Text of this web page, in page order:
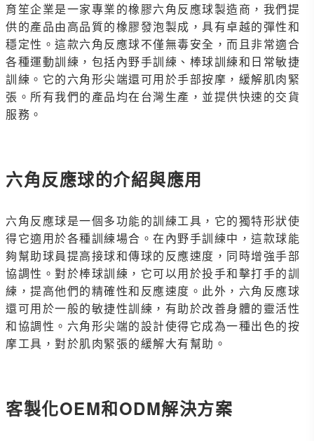
育笙企業是一家專業的橡膠六角反應球製造商，我們提
供的產品由高品質的橡膠發泡製成，具有卓越的彈性和
穩定性。這款六角反應球不僅無毒安全，而且非常適合
各種運動訓練，包括內野手訓練、棒球訓練和日常敏捷
訓練。它的六角形尖端還可用於手部按摩，緩解肌肉緊
張。所有我們的產品均在台灣生產，並提供快速的交貨
服務。
六角反應球的介紹與應用
六角反應球是一個多功能的訓練工具，它的獨特形狀使
得它適用於各種訓練場合。在內野手訓練中，這款球能
夠幫助球員提高接球和傳球的反應速度，同時增強手部
協調性。對於棒球訓練，它可以用於投手和擊打手的訓
練，提高他們的精確性和反應速度。此外，六角反應球
還可用於一般的敏捷性訓練，有助於改善身體的靈活性
和協調性。六角形尖端的設計使得它成為一種出色的按
摩工具，對於肌肉緊張的緩解大有幫助。
客製化OEM和ODM解決方案